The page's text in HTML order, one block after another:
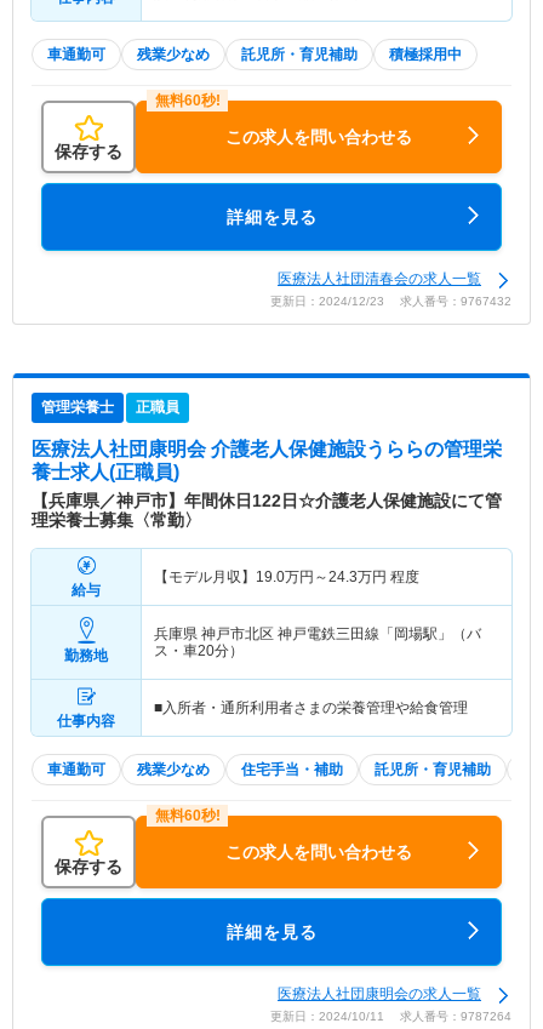
車通勤可 残業少なめ 託児所・育児補助 積極採用中
保存する
この求人を問い合わせる
詳細を見る
医療法人社団清春会の求人一覧
更新日：2024/12/23 求人番号：9767432
管理栄養士 正職員
医療法人社団康明会 介護老人保健施設うららの管理栄
養士求人(正職員)
【兵庫県／神戸市】年間休日122日☆介護老人保健施設にて管
理栄養士募集〈常勤〉
給与
【モデル月収】 19.0万円～24.3万円 程度
勤務地
兵庫県 神戸市北区 神戸電鉄三田線「岡場駅」（バ
ス・車20分）
仕事内容
■入所者・通所利用者さまの栄養管理や給食管理
車通勤可 残業少なめ 住宅手当・補助 託児所・育児補助
保存する
この求人を問い合わせる
詳細を見る
医療法人社団康明会の求人一覧
更新日：2024/10/11 求人番号：9787264